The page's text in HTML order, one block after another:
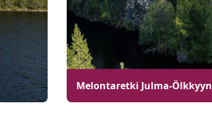
Melontaretki Julma-Ölkkyyn